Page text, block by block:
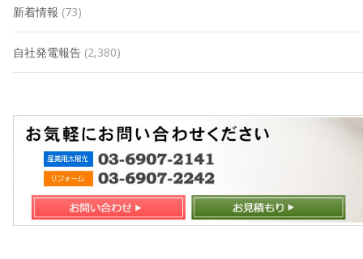
新着情報 (73)
自社発電報告 (2,380)